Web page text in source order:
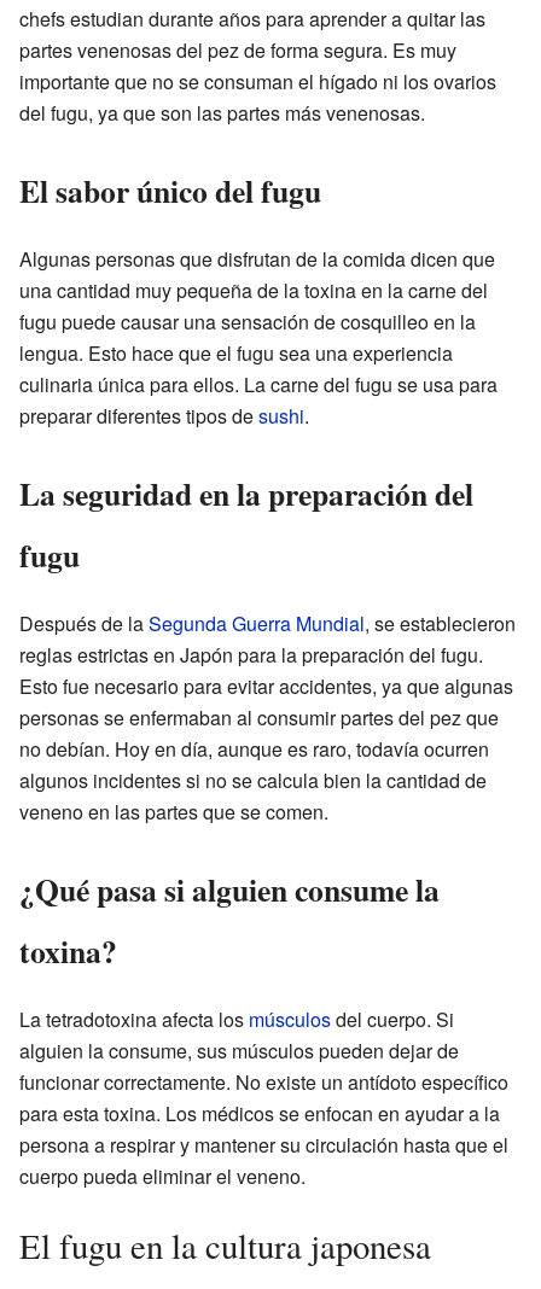
chefs estudian durante años para aprender a quitar las
partes venenosas del pez de forma segura. Es muy
importante que no se consuman el hígado ni los ovarios
del fugu, ya que son las partes más venenosas.
El sabor único del fugu
Algunas personas que disfrutan de la comida dicen que
una cantidad muy pequeña de la toxina en la carne del
fugu puede causar una sensación de cosquilleo en la
lengua. Esto hace que el fugu sea una experiencia
culinaria única para ellos. La carne del fugu se usa para
preparar diferentes tipos desushi.
La seguridad en la preparación del
fugu
Después de laSegunda Guerra Mundial, se establecieron
reglas estrictas en Japón para la preparación del fugu.
Esto fue necesario para evitar accidentes, ya que algunas
personas se enfermaban al consumir partes del pez que
no debían. Hoy en día, aunque es raro, todavía ocurren
algunos incidentes si no se calcula bien la cantidad de
veneno en las partes que se comen.
¿Qué pasa si alguien consume la
toxina?
La tetradotoxina afecta los músculosdel cuerpo. Si
alguien la consume, sus músculos pueden dejar de
funcionar correctamente. No existe un antídoto específico
para esta toxina. Los médicos se enfocan en ayudar a la
persona a respirar y mantener su circulación hasta que el
cuerpo pueda eliminar el veneno.
El fugu en la cultura japonesa